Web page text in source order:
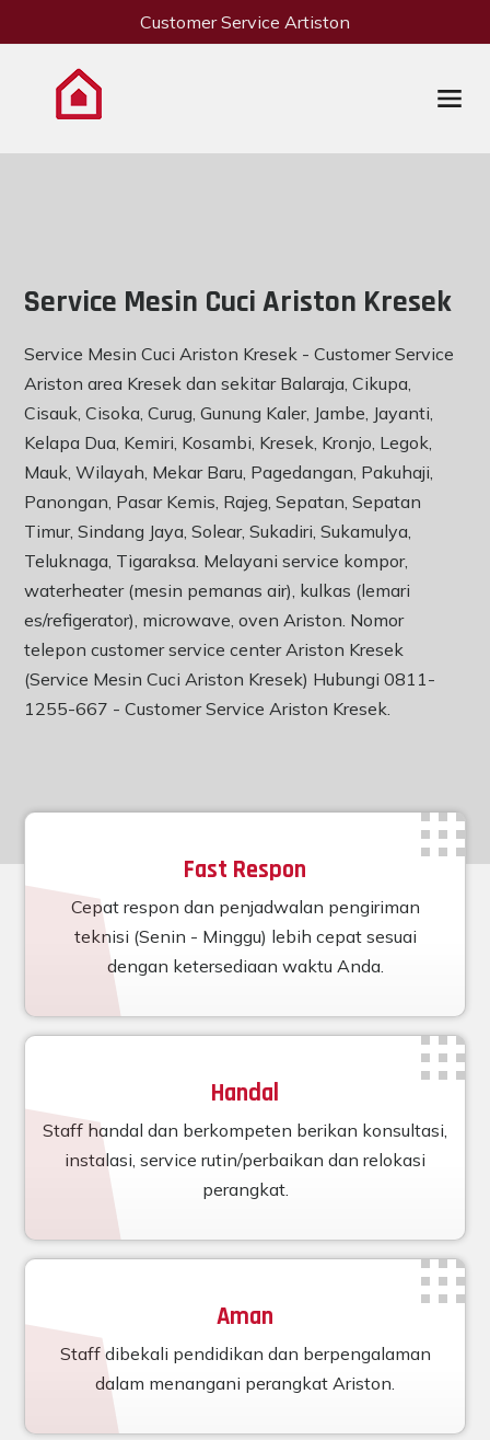
Customer Service Artiston
Service Mesin Cuci Ariston Kresek
Service Mesin Cuci Ariston Kresek - Customer Service
Ariston area Kresek dan sekitar Balaraja, Cikupa,
Cisauk, Cisoka, Curug, Gunung Kaler, Jambe, Jayanti,
Kelapa Dua, Kemiri, Kosambi, Kresek, Kronjo, Legok,
Mauk, Wilayah, Mekar Baru, Pagedangan, Pakuhaji,
Panongan, Pasar Kemis, Rajeg, Sepatan, Sepatan
Timur, Sindang Jaya, Solear, Sukadiri, Sukamulya,
Teluknaga, Tigaraksa. Melayani service kompor,
waterheater (mesin pemanas air), kulkas (lemari
es/refigerator), microwave, oven Ariston. Nomor
telepon customer service center Ariston Kresek
(Service Mesin Cuci Ariston Kresek) Hubungi 0811-
1255-667 - Customer Service Ariston Kresek.
Fast Respon
Cepat respon dan penjadwalan pengiriman
teknisi (Senin - Minggu) lebih cepat sesuai
dengan ketersediaan waktu Anda.
Handal
Staff handal dan berkompeten berikan konsultasi,
instalasi, service rutin/perbaikan dan relokasi
perangkat.
Aman
Staff dibekali pendidikan dan berpengalaman
dalam menangani perangkat Ariston.